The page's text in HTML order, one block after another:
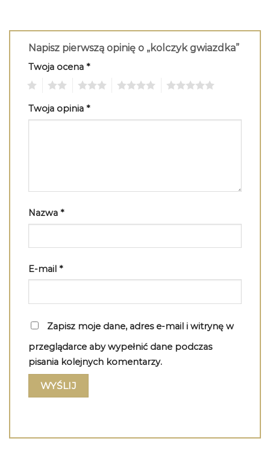
Napisz pierwszą opinię o „kolczyk gwiazdka”
Twoja ocena *
Twoja opinia *
Nazwa *
E-mail *
Zapisz moje dane, adres e-mail i witrynę w
przeglądarce aby wypełnić dane podczas
pisania kolejnych komentarzy.